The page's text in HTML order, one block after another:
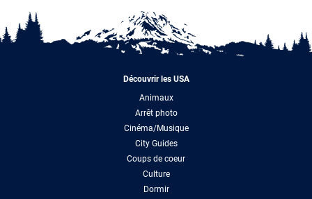
Découvrir les USA
Animaux
Arrêt photo
Cinéma/Musique
City Guides
Coups de coeur
Culture
Dormir